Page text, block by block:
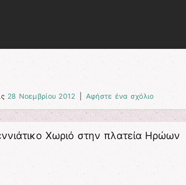
28 Νοεμβρίου 2012 Αφήστε ένα σχόλιο
Χωριό στην πλατεία Ηρώων